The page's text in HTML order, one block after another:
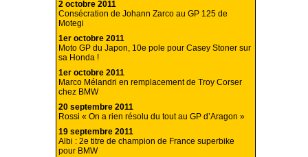
2 octobre 2011
Consécration de Johann Zarco au GP 125 de
Motegi
1er octobre 2011
Moto GP du Japon, 10e pole pour Casey Stoner sur
sa Honda !
1er octobre 2011
Marco Mélandri en remplacement de Troy Corser
chez BMW
20 septembre 2011
Rossi « On a rien résolu du tout au GP d’Aragon »
19 septembre 2011
Albi : 2e titre de champion de France superbike
pour BMW